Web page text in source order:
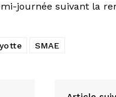
journée suivant la
SMAE